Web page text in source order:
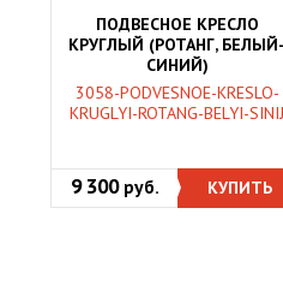
ПОДВЕСНОЕ КРЕСЛО
КРУГЛЫЙ (РОТАНГ,
СИНИЙ)
3058-PODVESNOE-KRESLO-
KRUGLYI-ROTANG-BELYI-
9 300 руб. КУПИТЬ